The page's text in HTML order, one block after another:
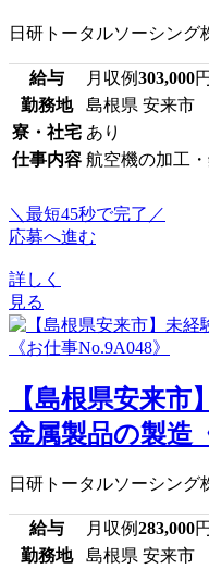
日研トータルソーシング
給与 月収例303,000円
勤務地
島根県 安来市
寮・社宅 あり
仕事内容 航空機の加工
＼最短45秒で完了／
応募へ進む
詳しく
見る
【島根県安来市
金属製品の製造
日研トータルソーシング
給与 月収例283,000円
勤務地
島根県 安来市